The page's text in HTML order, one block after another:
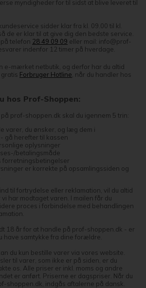
myndigheder for til sidst at blive leveret til
sidder klar fra kl. 09.00 til kl.
de er klar til at give dig den bedste service.
telefon 28 49 09 09 eller mail: info@prof-
indenfor 12 timer på hverdage.
e-mærket netbutik, og derfor har du altid
Forbruger Hotline , når du handler hos
hos Prof-Shoppen:
prof-shoppen.dk skal du igennem 5 trin:
varer, du ønsker, og læg dem i
gå herefter til kassen
oplysninger
betalingsmåde
forretningsbetingelser
er korrekte på opsamlingssiden og
til fortrydelse eller reklamation, vil du altid
har modtaget varen. I mailen får du
proces i forbindelse med behandlingen
18 år for at handle på prof-shoppen.dk - er
have samtykke fra dine forældre.
du kun bestille varer via vores website.
til varer, som ikke er på siden, er du
os. Alle priser er inkl. moms og andre
er anført. Priserne er dagspriser. Når du
shoppen.dk, indgås aftalerne på dansk.